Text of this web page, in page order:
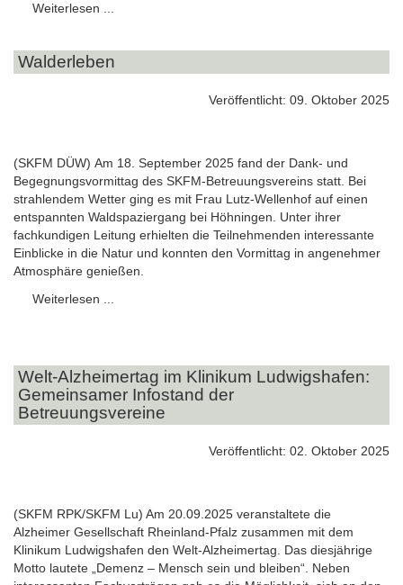
Weiterlesen ...
Walderleben
Veröffentlicht: 09. Oktober 2025
(SKFM DÜW) Am 18. September 2025 fand der Dank- und
Begegnungsvormittag des SKFM-Betreuungsvereins statt. Bei
strahlendem Wetter ging es mit Frau Lutz-Wellenhof auf einen
entspannten Waldspaziergang bei Höhningen. Unter ihrer
fachkundigen Leitung erhielten die Teilnehmenden interessante
Einblicke in die Natur und konnten den Vormittag in angenehmer
Atmosphäre genießen.
Weiterlesen ...
Welt-Alzheimertag im Klinikum Ludwigshafen:
Gemeinsamer Infostand der
Betreuungsvereine
Veröffentlicht: 02. Oktober 2025
(SKFM RPK/SKFM Lu) Am 20.09.2025 veranstaltete die
Alzheimer Gesellschaft Rheinland-Pfalz zusammen mit dem
Klinikum Ludwigshafen den Welt-Alzheimertag. Das diesjährige
Motto lautete „Demenz – Mensch sein und bleiben“. Neben